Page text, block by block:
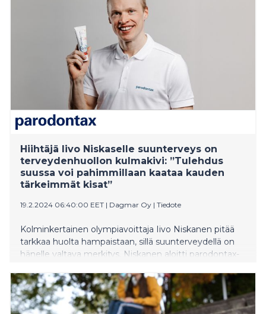
Hiihtäjä Iivo Niskaselle suunterveys on
terveydenhuollon kulmakivi: ”Tulehdus
suussa voi pahimmillaan kaataa kauden
tärkeimmät kisat”
19.2.2024 06:40:00 EET | Dagmar Oy | Tiedote
Kolminkertainen olympiavoittaja Iivo Niskanen pitää
tarkkaa huolta hampaistaan, sillä suunterveydellä on
hänelle valtava merkitys. Niskanen aloitti parodontax-